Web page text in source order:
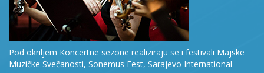
Pod okriljem Koncertne sezone realiziraju se i festivali Majske
Muzičke Svečanosti, Sonemus Fest, Sarajevo International